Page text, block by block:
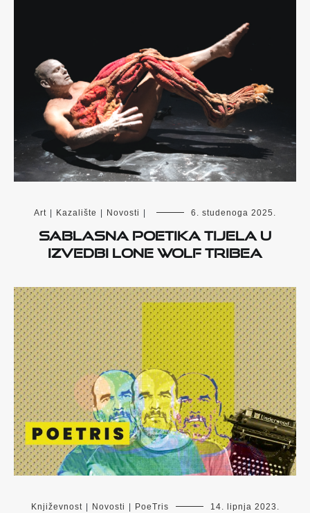
Art | Kazalište | Novosti | 6. studenoga 2025.
Sablasna poetika tijela u
izvedbi Lone Wolf Tribea
Književnost | Novosti | PoeTris 14. lipnja 2023.